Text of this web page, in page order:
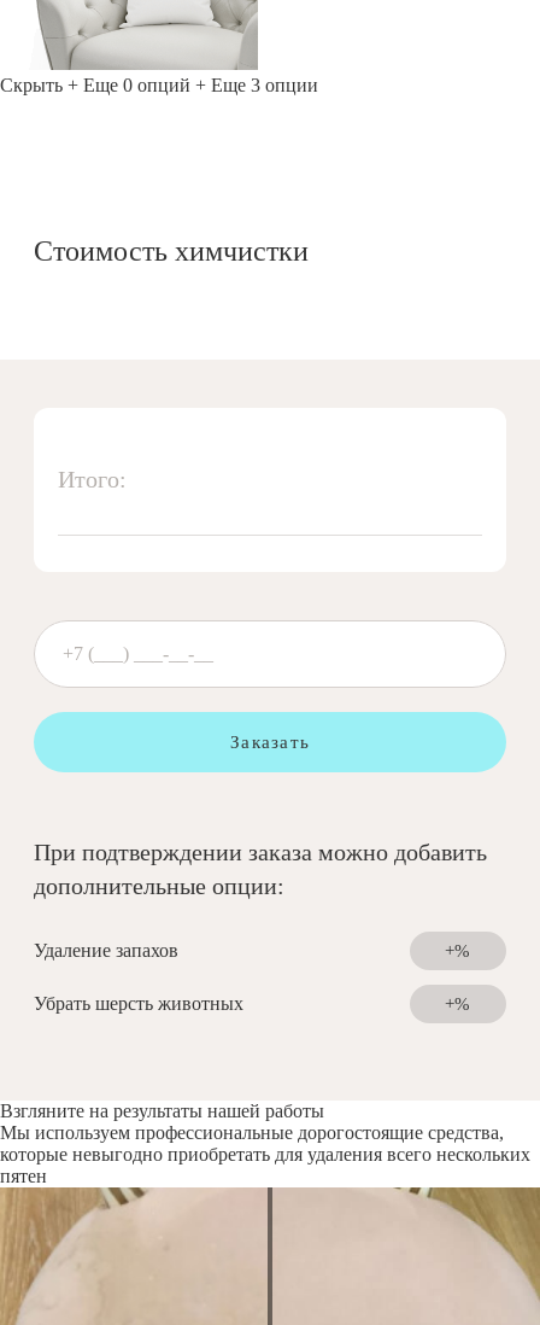
Скрыть + Еще 0 опций + Еще 3 опции
Стоимость химчистки
Итого:
Заказать
При подтверждении заказа можно добавить
дополнительные опции:
Удаление запахов +%
Убрать шерсть животных +%
Взгляните на результаты нашей работы
Мы используем профессиональные дорогостоящие средства,
которые невыгодно приобретать для удаления всего нескольких
пятен